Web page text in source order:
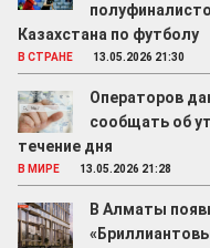
Казахстана по футболу
В СТРАНЕ 13.05.2026 21:30
Операторов
сообщать об
течение дня
В МИРЕ 13.05.2026 21:28
В Алматы